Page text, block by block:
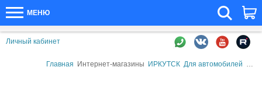
МЕНЮ
Личный кабинет
Главная Интернет-магазины ИРКУТСК Для автомобилей